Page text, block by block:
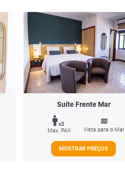
Suíte Frente Mar
x3
Max. PAX
Vista para o Mar
MOSTRAR PREÇOS